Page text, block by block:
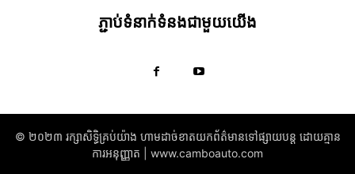
ភ្ជាប់ទំនាក់ទំនងជាមួយយើង
© ២០២៣ រក្សាសិទ្ធិគ្រប់យ៉ាង​ ហាមដាច់ខាតយកព័ត៌មានទៅផ្សាយបន្ត ដោយគ្មាន
ការអនុញ្ញាត | www.camboauto.com